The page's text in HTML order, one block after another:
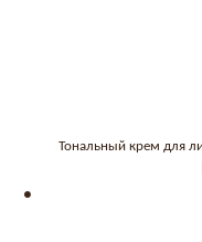
Тональный крем для